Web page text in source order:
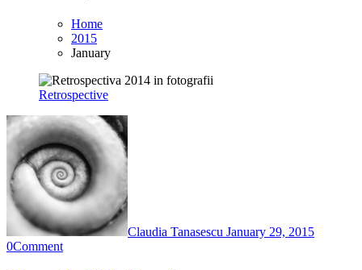
Home
2015
January
Retrospective
Claudia Tanasescu January 29, 2015
0Comment